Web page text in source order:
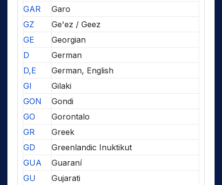
GAR
Garo
GZ
Ge'ez / Geez
GE
Georgian
D
German
D,E
German, English
GI
Gilaki
GON
Gondi
GO
Gorontalo
GR
Greek
GD
Greenlandic Inuktikut
GUA
Guaraní
GU
Gujarati